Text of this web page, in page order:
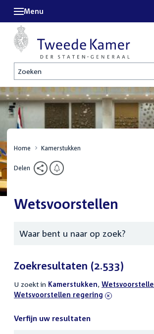
Zoeken
Menu
Home Kamerstukken
Delen
Wetsvoorstellen
Zoeken
Zoekresultaten (2.533)
U zoekt in actieve
filters
Kamerstukken, verwijder
filter
Wetsvoorstellen regering
Verfijn uw resultaten